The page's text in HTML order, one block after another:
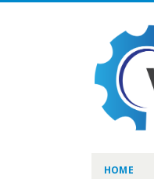
HOME